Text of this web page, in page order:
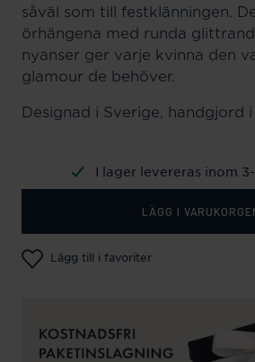
såväl som till festklänningen.
örhängena med runda
nyanser ger varje kvinna den
glamour de behöver.
Designad i Sverige, handgjord
I lager levereras inom
LÄGG I
Lägg till i favoriter